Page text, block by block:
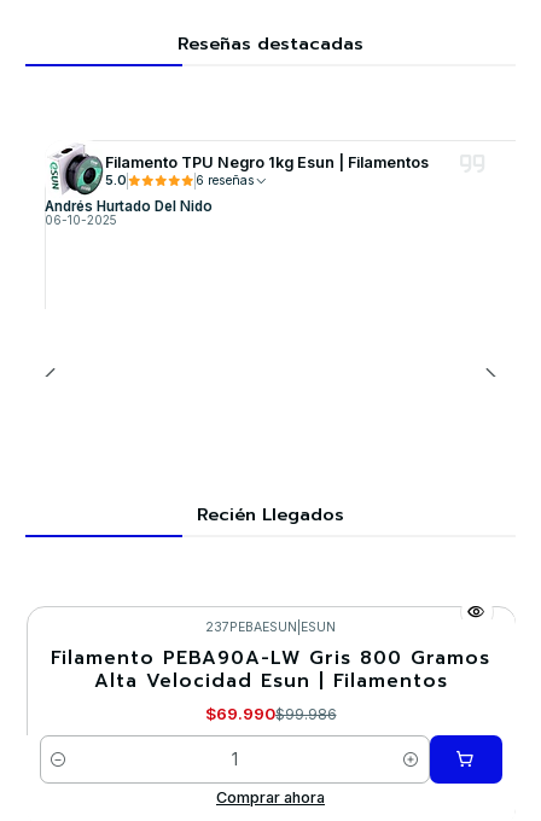
Reseñas destacadas
Filamento TPU Negro 1kg Esun | Filamentos
5.0 6 reseñas
Andrés Hurtado Del Nido
06-10-2025
Recién Llegados
-30%
237PEBAESUN ESUN
Filamento PEBA90A-LW Gris 800 Gramos
Alta Velocidad Esun | Filamentos
$69.990$99.986
Cantidad
Comprar ahora